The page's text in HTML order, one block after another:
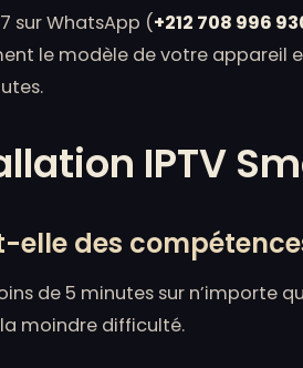
sur WhatsApp (+212 708 996
le modèle de votre appareil
IPTV
elle des
de 5 minutes sur n’importe
moindre difficulté.